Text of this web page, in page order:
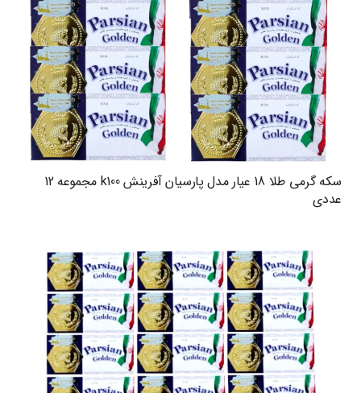
سکه گرمی طلا 18 عیار مدل پارسیان آفرینش k100 مجموعه 12
عددی